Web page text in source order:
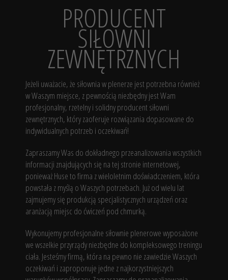
PRODUCENT
SIŁOWNI
ZEWNĘTRZNYCH
Jeżeli uważacie, że siłownia w plenerze jest potrzebna również
w Waszym miejsce, z pewnością niezbędny jest Wam
profesjonalny, rzetelny i solidny producent siłowni
zewnętrznych, który zaoferuje rozwiązania dopasowane do
indywidualnych potrzeb i oczekiwań!
Zapraszamy Was do dokładnego przeanalizowania wszystkich
informacji znajdujących się na tej stronie internetowej,
ponieważ Huse to firma z wieloletnim doświadczeniem, która
powstała z myślą o Waszych potrzebach. Już od wielu lat
zajmujemy się produkcją specjalistycznych urządzeń oraz
aranżacją miejsc do ćwiczeń pod chmurką.
Wykonujemy profesjonalne siłownie plenerowe wyposażone
we wszelkie przyrządy niezbędne do kompleksowego treningu
ciała. Jesteśmy firmą, która na pewno nie zawiedzie Waszych
oczekiwań i zaproponuje jedne z najkorzystniejszych